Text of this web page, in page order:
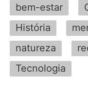
bem-estar
História
natureza
Tecnologia